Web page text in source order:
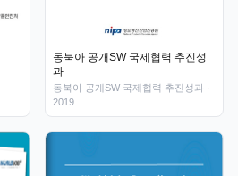
동북아 공개SW 국제협력 추진성
과
동북아 공개SW 국제협력 추진성과 ·
2019